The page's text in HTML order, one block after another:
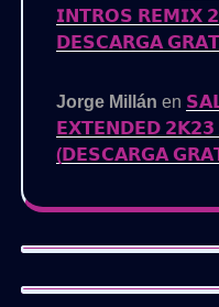
𝗜𝗡𝗧𝗥𝗢𝗦 𝗥𝗘𝗠𝗜𝗫
𝗗𝗘𝗦𝗖𝗔𝗥𝗚𝗔
Jorge Millán en
𝗘𝗫𝗧𝗘𝗡𝗗𝗘𝗗 𝟮𝗞𝟮𝟯
(𝗗𝗘𝗦𝗖𝗔𝗥𝗚𝗔